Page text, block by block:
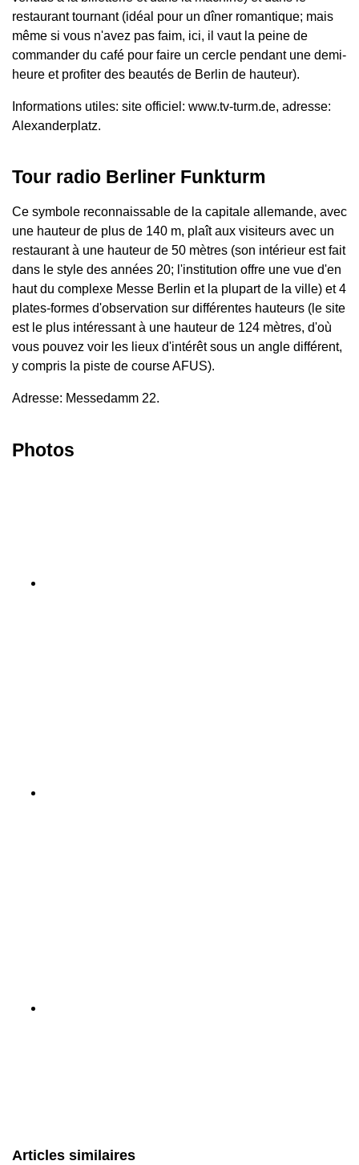
restaurant tournant (idéal pour un dîner romantique; mais
même si vous n'avez pas faim, ici, il vaut la peine de
commander du café pour faire un cercle pendant une demi-
heure et profiter des beautés de Berlin de hauteur).
Informations utiles: site officiel: www.tv-turm.de, adresse:
Alexanderplatz.
Tour radio Berliner Funkturm
Ce symbole reconnaissable de la capitale allemande, avec
une hauteur de plus de 140 m, plaît aux visiteurs avec un
restaurant à une hauteur de 50 mètres (son intérieur est fait
dans le style des années 20; l'institution offre une vue d'en
haut du complexe Messe Berlin et la plupart de la ville) et 4
plates-formes d'observation sur différentes hauteurs (le site
est le plus intéressant à une hauteur de 124 mètres, d'où
vous pouvez voir les lieux d'intérêt sous un angle différent,
y compris la piste de course AFUS).
Adresse: Messedamm 22.
Photos
Articles similaires